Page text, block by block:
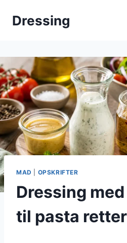
Dressing
MAD OPSKRIFTER
Dressing
til pasta retter